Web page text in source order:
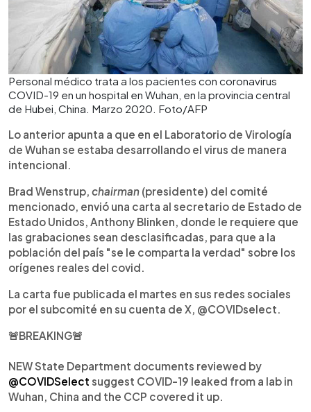
Personal médico trata a los pacientes con coronavirus
COVID-19 en un hospital en Wuhan, en la provincia central
de Hubei, China. Marzo 2020. Foto/AFP
Lo anterior apunta a que en el Laboratorio de Virología
de Wuhan se estaba desarrollando el virus de manera
intencional.
Brad Wenstrup, chairman (presidente) del comité
mencionado, envió una carta al secretario de Estado de
Estado Unidos, Anthony Blinken, donde le requiere que
las grabaciones sean desclasificadas, para que a la
población del país "se le comparta la verdad" sobre los
orígenes reales del covid.
La carta fue publicada el martes en sus redes sociales
por el subcomité en su cuenta de X, @COVIDselect.
🚨BREAKING🚨
NEW State Department documents reviewed by
@COVIDSelect suggest COVID-19 leaked from a lab in
Wuhan, China and the CCP covered it up.